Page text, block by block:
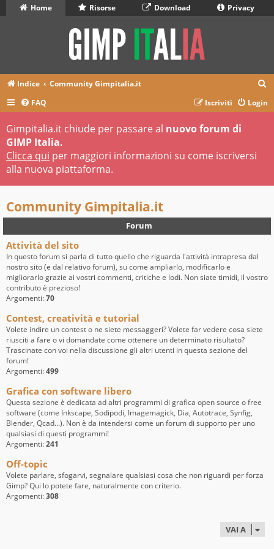
Home Risorse Download Privacy
Indice Community Gimpitalia.it
r
FAQ Login
Iscriviti
Gimpitalia.it chiude per passare al nuovo forum di
GIMP Italia.
Clicca qui per maggiori informazioni su come iscriversi
alla nuova piattaforma.
Community Gimpitalia.it
Forum
Attività del sito
In questo forum si parla di tutto quello che riguarda l'attività intrapresa dal
nostro sito (e dal relativo forum), su come ampliarlo, modificarlo e
migliorarlo grazie ai vostri commenti, critiche e lodi. Non siate timidi, il vostro
contributo è prezioso!
Argomenti:70
Contest, creatività e tutorial
Volete indire un contest o ne siete messaggeri? Volete far vedere cosa siete
riusciti a fare o vi domandate come ottenere un determinato risultato?
Trascinate con voi nella discussione gli altri utenti in questa sezione del
forum!
Argomenti:499
Grafica con software libero
Questa sezione è dedicata ad altri programmi di grafica open source o free
software (come Inkscape, Sodipodi, Imagemagick, Dia, Autotrace, Synfig,
Blender, Qcad...). Non è da intendersi come un forum di supporto per uno
qualsiasi di questi programmi!
Argomenti:241
Off-topic
Volete parlare, sfogarvi, segnalare qualsiasi cosa che non riguardi per forza
Gimp? Qui lo potete fare, naturalmente con criterio.
Argomenti:308
VAI A